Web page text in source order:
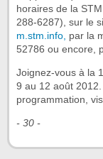
horaires de la
288-6287), sur le
m.stm.info, par la
52786 ou encore,
Joignez-vous à la
9 au 12 août
programmation,
- 30 -